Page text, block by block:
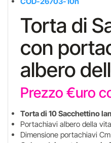
Torta di
con
albero
Prezzo €uro
Torta di 10 Sacchettino
Portachiavi albero della
Dimensione portachiavi